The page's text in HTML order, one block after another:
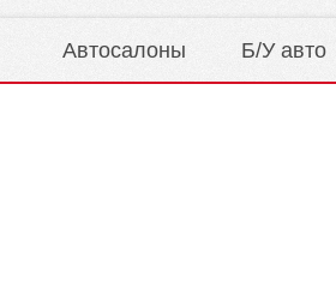
Автосалоны Б/У авто